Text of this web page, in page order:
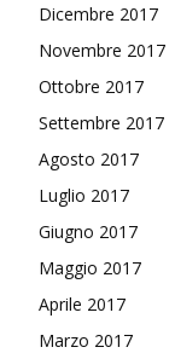
Dicembre 2017
Novembre 2017
Ottobre 2017
Settembre 2017
Agosto 2017
Luglio 2017
Giugno 2017
Maggio 2017
Aprile 2017
Marzo 2017